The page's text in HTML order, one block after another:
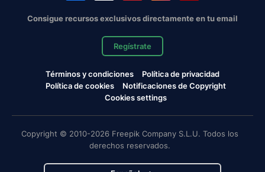
Consigue recursos exclusivos directamente en tu email
Regístrate
Términos y condiciones
Política de privacidad
Política de cookies
Notificaciones de Copyright
Cookies settings
Copyright © 2010-2026 Freepik Company S.L.U. Todos los
derechos reservados.